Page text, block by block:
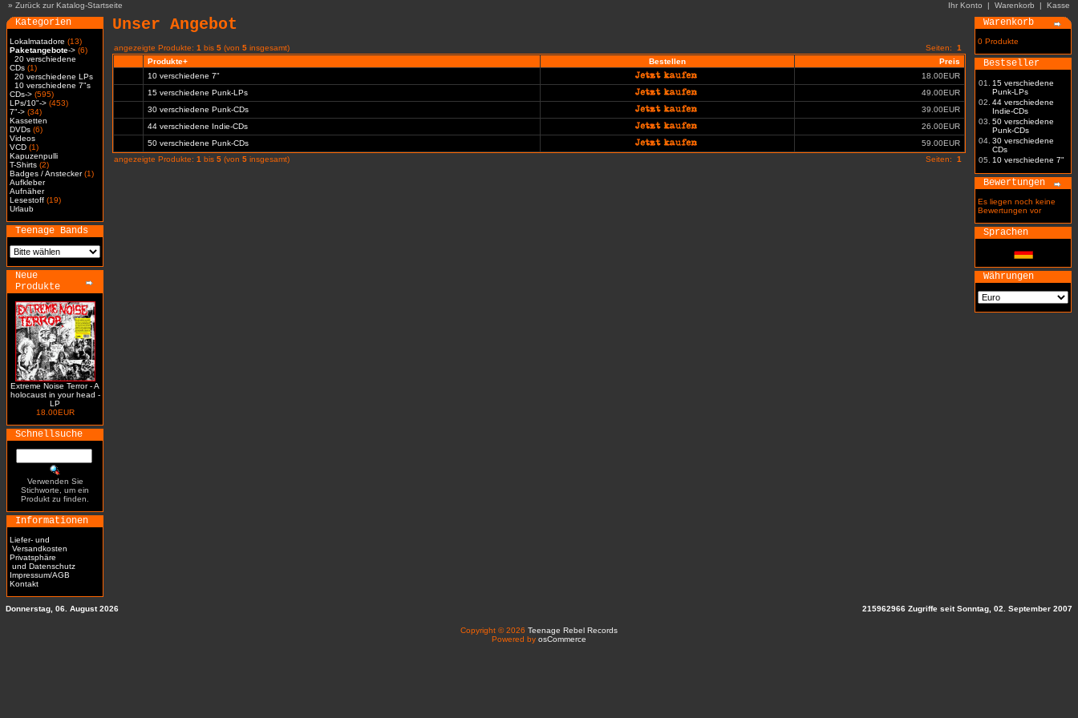
» Zurück zur Katalog-Startseite Ihr Konto | Warenkorb | Kasse
Kategorien
Lokalmatadore (13)
Paketangebote-> (6)
20 verschiedene
CDs (1)
20 verschiedene LPs
10 verschiedene 7"s
CDs-> (595)
LPs/10"-> (453)
7"-> (34)
Kassetten
DVDs (6)
Videos
VCD (1)
Kapuzenpulli
T-Shirts (2)
Badges / Anstecker(1)
Aufkleber
Aufnäher
Lesestoff (19)
Urlaub
Teenage Bands
Neue
Produkte
Extreme Noise Terror - A
holocaust in your head -
LP
18.00EUR
Schnellsuche
Verwenden Sie
Stichworte, um ein
Produkt zu finden.
Informationen
Liefer- und
Versandkosten
Privatsphäre
und Datenschutz
Impressum/AGB
Kontakt
Unser Angebot
angezeigte Produkte: 1 bis 5 (von 5 insgesamt) Seiten: 1
Produkte+
Bestellen
Preis
10 verschiedene 7"
18.00EUR
15 verschiedene Punk-LPs
49.00EUR
30 verschiedene Punk-CDs
39.00EUR
44 verschiedene Indie-CDs
26.00EUR
50 verschiedene Punk-CDs
59.00EUR
angezeigte Produkte: 1 bis 5 (von 5 insgesamt) Seiten: 1
Warenkorb
0 Produkte
Bestseller
01.
15 verschiedene
Punk-LPs
02. 44 verschiedene
Indie-CDs
03. 50 verschiedene
Punk-CDs
04. 30 verschiedene
CDs
05.
10 verschiedene 7"
Bewertungen
Es liegen noch keine
Bewertungen vor
Sprachen
Währungen
Donnerstag, 06. August 2026 215962966 Zugriffe seit Sonntag, 02. September 2007
Copyright © 2026 Teenage Rebel Records
Powered by osCommerce